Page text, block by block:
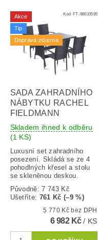
Akce
Tip
Doprava zdarma
Kód: FT-98033595
SADA ZAHRADNÍHO
NÁBYTKU RACHEL
FIELDMANN
Skladem ihned k odběru
(1 KS)
Luxusní set zahradního
posezení. Skládá se ze 4
pohodlných křesel a stolu
se skleněnou deskou.
Původně:7 743 Kč
Ušetříte: 761 Kč (–9 %)
5 770 Kč bez DPH
6 982 Kč/ KS